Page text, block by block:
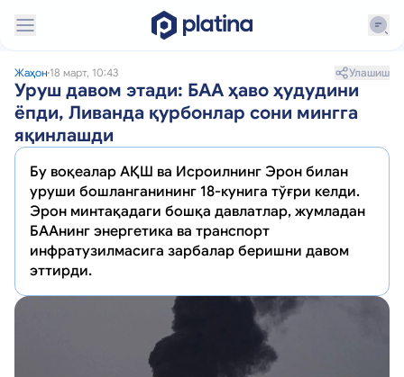
Жаҳон 18 март, 10:43 Улашиш
Уруш давом этади: БАА ҳаво ҳудудини
ёпди, Ливанда қурбонлар сони мингга
яқинлашди
Бу воқеалар АҚШ ва Исроилнинг Эрон билан
уруши бошланганининг 18-кунига тўғри келди.
Эрон минтақадаги бошқа давлатлар, жумладан
БААнинг энергетика ва транспорт
инфратузилмасига зарбалар беришни давом
эттирди.